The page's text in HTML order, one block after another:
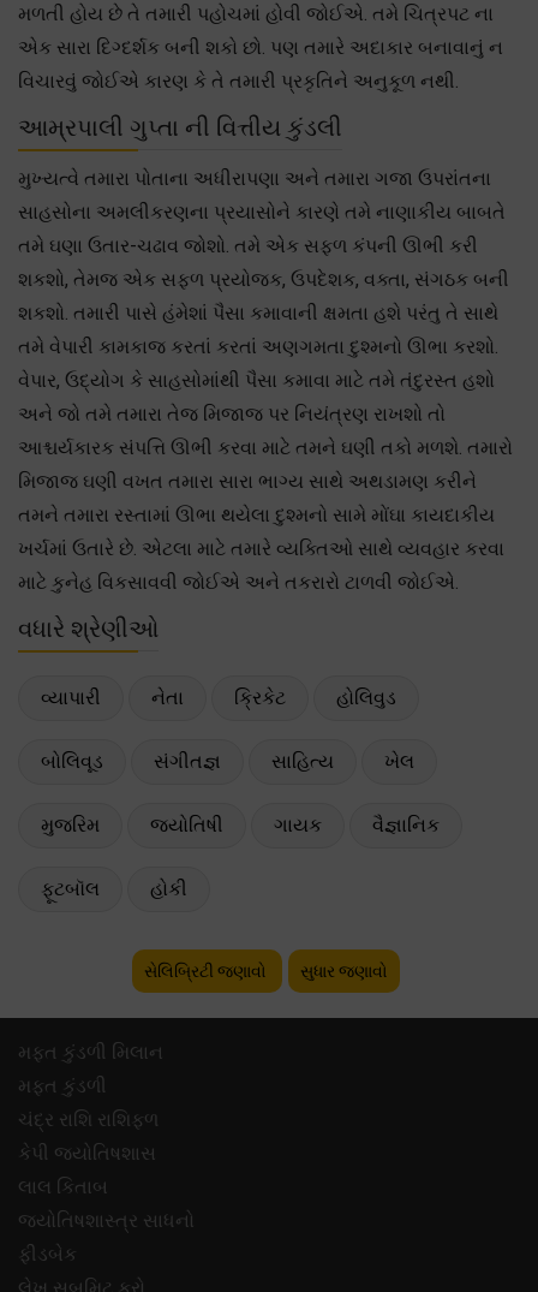
મળતી હોય છે તે તમારી પહોચમાં હોવી જોઈએ. તમે ચિત્રપટ ના
એક સારા દિગ્દર્શક બની શકો છો. પણ તમારે અદાકાર બનાવાનું ન
વિચારવું જોઈએ કારણ કે તે તમારી પ્રકૃતિને અનુકૂળ નથી.
આમ્રપાલી ગુપ્તા ની વિત્તીય કુંડલી
મુખ્યત્વે તમારા પોતાના અધીરાપણા અને તમારા ગજા ઉપરાંતના
સાહસોના અમલીકરણના પ્રયાસોને કારણે તમે નાણાકીય બાબતે
તમે ઘણા ઉતાર-ચઢાવ જોશો. તમે એક સફળ કંપની ઊભી કરી
શકશો, તેમજ એક સફળ પ્રયોજક, ઉપદેશક, વક્તા, સંગઠક બની
શકશો. તમારી પાસે હંમેશાં પૈસા કમાવાની ક્ષમતા હશે પરંતુ તે સાથે
તમે વેપારી કામકાજ કરતાં કરતાં અણગમતા દુશ્મનો ઊભા કરશો.
વેપાર, ઉદ્યોગ કે સાહસોમાંથી પૈસા કમાવા માટે તમે તંદુરસ્ત હશો
અને જો તમે તમારા તેજ મિજાજ પર નિયંત્રણ રાખશો તો
આશ્ચર્યકારક સંપત્તિ ઊભી કરવા માટે તમને ઘણી તકો મળશે. તમારો
મિજાજ ઘણી વખત તમારા સારા ભાગ્ય સાથે અથડામણ કરીને
તમને તમારા રસ્તામાં ઊભા થયેલા દુશ્મનો સામે મોંઘા કાયદાકીય
ખર્ચમાં ઉતારે છે. એટલા માટે તમારે વ્યક્તિઓ સાથે વ્યવહાર કરવા
માટે કુનેહ વિકસાવવી જોઈએ અને તકરારો ટાળવી જોઈએ.
વધારે શ્રેણીઓ
વ્યાપારી નેતા ક્રિકેટ હોલિવુડ
બોલિવૂડ સંગીતજ્ઞ સાહિત્ય ખેલ
મુજરિમ જ્યોતિષી ગાયક વૈજ્ઞાનિક
ફૂટબૉલ હોકી
સેલિબ્રિટી જણાવો સુધાર જણાવો
મફ્ત કુંડળી મિલાન
મફ્ત કુંડળી
ચંદ્ર રાશિ રાશિફળ
કેપી જ્યોતિષશાસ
લાલ કિતાબ
જ્યોતિષશાસ્ત્ર સાધનો
ફીડબેક